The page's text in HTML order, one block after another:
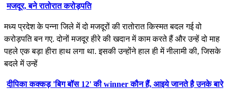
मजदूर, बने रातोरात करोड़पति
मध्‍य प्रदेश के पन्‍ना जिले में दो मजदूरों की रातोरात किस्मत बदल गई वो
करोड़पति बन गए. दोनों मजदूर हीरे की खदान में काम करते हैं और उन्हें दो माह
पहले एक बड़ा हीरा हाथ लगा था. इसकी उन्होंने हाल ही में नीलामी की, जिसके
बदले में उन्हें
दीपिका कक्कड़ 'बिग बॉस 12' की winner कौन हैं, आइये जानते है उनके बारे